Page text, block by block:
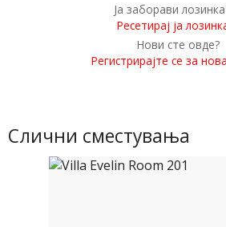
Слични сместувања
Ја заборави
Ресетирај ја
Нови сте овде?
Регистрирајте се за